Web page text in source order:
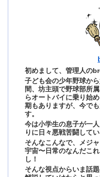
初めまして、管理人の
子ども会の少年野球か
間、坊主頭で野球部所
らオートバイに乗り始
期もありますが、今で
す。
今は小学生の息子が一
りに日々悪戦苦闘してい
そんなこんなで、メジ
宇宙〜日常のなんだこ
し！
そんな視点からいま話